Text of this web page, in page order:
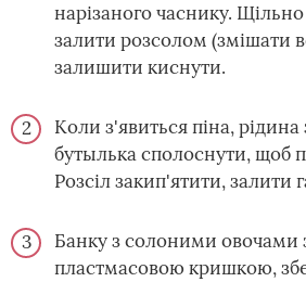
нарізаного часнику.
залити розсолом (змішати
залишити киснути.
Коли з'явиться піна, рідина
бутылька сполоснути, щоб
Розсіл закип'ятити, залити
Банку з солоними овочами
пластмасовою кришкою,